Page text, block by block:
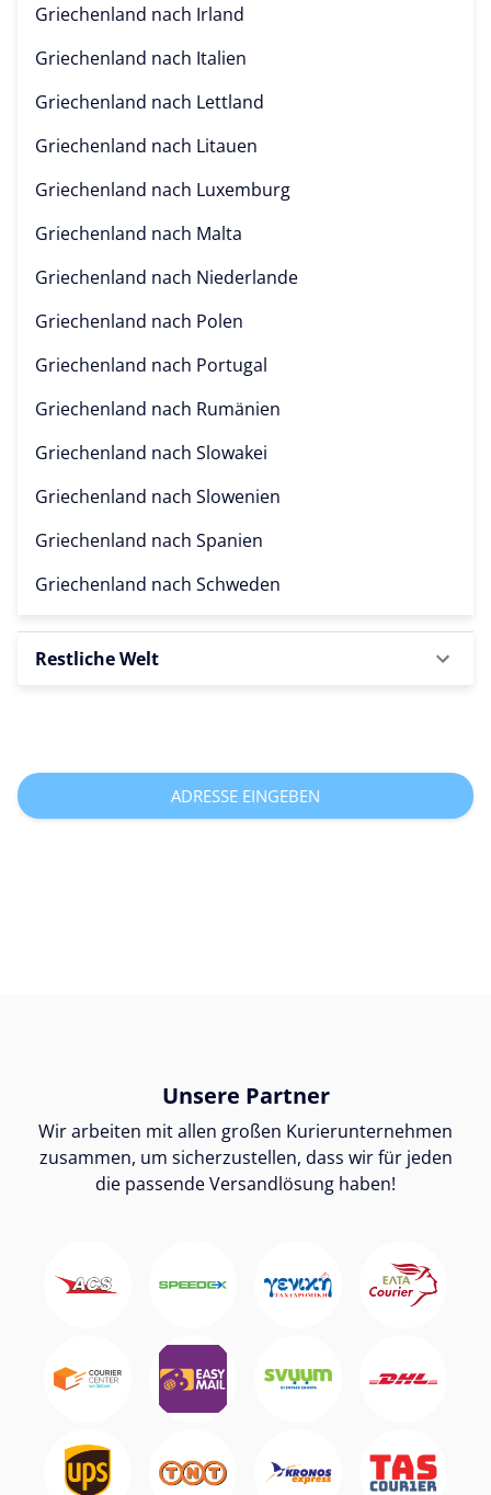
Griechenland nach Irland
Griechenland nach Italien
Griechenland nach Lettland
Griechenland nach Litauen
Griechenland nach Luxemburg
Griechenland nach Malta
Griechenland nach Niederlande
Griechenland nach Polen
Griechenland nach Portugal
Griechenland nach Rumänien
Griechenland nach Slowakei
Griechenland nach Slowenien
Griechenland nach Spanien
Griechenland nach Schweden
Restliche Welt
ADRESSE EINGEBEN
Unsere Partner
Wir arbeiten mit allen großen Kurierunternehmen
zusammen, um sicherzustellen, dass wir für jeden
die passende Versandlösung haben!